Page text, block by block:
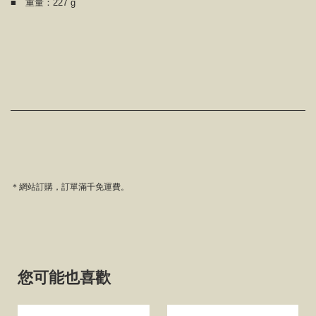
■ 重量：227 g
＊網站訂購，訂單滿千免運費。
您可能也喜歡